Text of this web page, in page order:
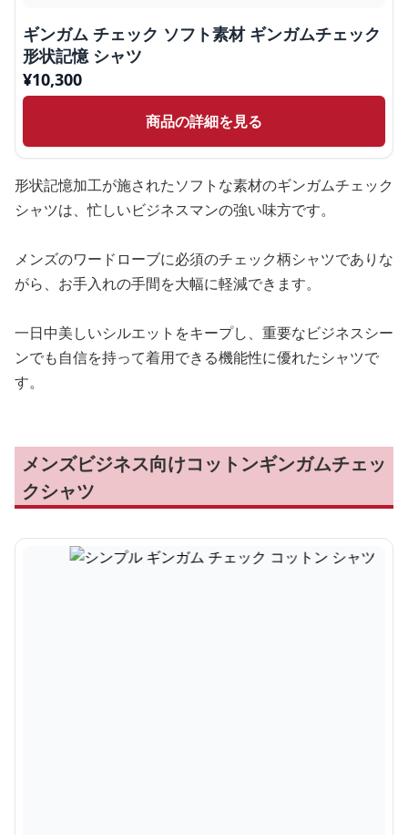
ギンガム チェック ソフト素材 ギンガムチェック
形状記憶 シャツ
¥10,300
商品の詳細を見る
形状記憶加工が施されたソフトな素材のギンガムチェック
シャツは、忙しいビジネスマンの強い味方です。
メンズのワードローブに必須のチェック柄シャツでありな
がら、お手入れの手間を大幅に軽減できます。
一日中美しいシルエットをキープし、重要なビジネスシー
ンでも自信を持って着用できる機能性に優れたシャツで
す。
メンズビジネス向けコットンギンガムチェッ
クシャツ